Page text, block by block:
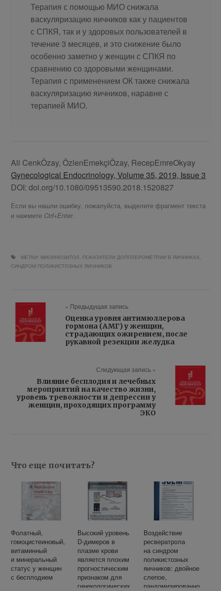
Терапия с помощью МИО снижала
васкуляризацию яичников как у пациентов
с СПКЯ, так и у здоровых пользователей в
течение 3 месяцев, и это снижение было
особенно заметно у женщин с СПКЯ по
сравнению со здоровыми женщинами.
Терапия с применением ОК также снижала
васкуляризацию яичников, наравне с
терапией МИО.
Ali CenkÖzay, ÖzlenEmekçiÖzay, RecepEmreOkyay
Gynecological Endocrinology, Volume 35, 2019, Issue 3
DOI: doi.org/10.1080/09513590.2018.1520827
Если вы нашли ошибку, пожалуйста, выделите фрагмент текста
и нажмите Ctrl+Enter.
МЕТКИ: МИОИНОЗИТОЛ, ПОКАЗАТЕЛИ ДОППЛЕРОМЕТРИИ В ЯИЧНИКАХ,
СИНДРОМ ПОЛИКИСТОЗНЫХ ЯИЧНИКОВ
« Предыдущая запись
Оценка уровня антимюллерова
гормона (АМГ) у женщин,
страдающих ожирением, после
рукавной резекции желудка
Следующая запись »
Влияние бесплодия и лечебных
мероприятий на качество жизни,
уровень тревожности и депрессии у
женщин, проходящих программу
ЭКО
Что еще почитать?
Фолатный,
гомоцистеиновый,
витаминный
и минеральный
статус у женщин
с бесплодием
Высокий уровень
D-димеров в
плазме крови
является плохим
прогностическим
признаком для
гинекологических
Воздействие
ресвератрола
на синдром
поликистозных
яичников: двойное
слепое,
рандомизированно